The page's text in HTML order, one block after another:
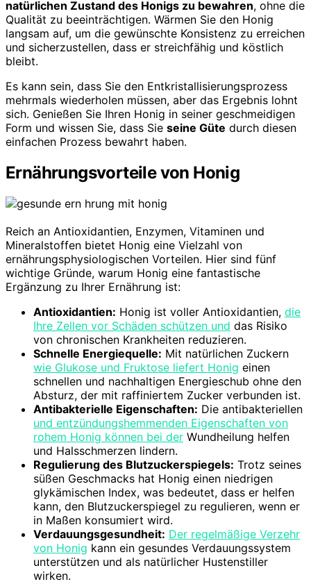
natürlichen Zustand des Honigs zu bewahren, ohne die
Qualität zu beeinträchtigen. Wärmen Sie den Honig
langsam auf, um die gewünschte Konsistenz zu erreichen
und sicherzustellen, dass er streichfähig und köstlich
bleibt.
Es kann sein, dass Sie den Entkristallisierungsprozess
mehrmals wiederholen müssen, aber das Ergebnis lohnt
sich. Genießen Sie Ihren Honig in seiner geschmeidigen
Form und wissen Sie, dass Sie seine Güte durch diesen
einfachen Prozess bewahrt haben.
Ernährungsvorteile von Honig
Reich an Antioxidantien, Enzymen, Vitaminen und
Mineralstoffen bietet Honig eine Vielzahl von
ernährungsphysiologischen Vorteilen. Hier sind fünf
wichtige Gründe, warum Honig eine fantastische
Ergänzung zu Ihrer Ernährung ist:
Antioxidantien: Honig ist voller Antioxidantien, die
Ihre Zellen vor Schäden schützen und das Risiko
von chronischen Krankheiten reduzieren.
Schnelle Energiequelle: Mit natürlichen Zuckern
wie Glukose und Fruktose liefert Honig einen
schnellen und nachhaltigen Energieschub ohne den
Absturz, der mit raffiniertem Zucker verbunden ist.
Antibakterielle Eigenschaften: Die antibakteriellen
und entzündungshemmenden Eigenschaften von
rohem Honig können bei der Wundheilung helfen
und Halsschmerzen lindern.
Regulierung des Blutzuckerspiegels: Trotz seines
süßen Geschmacks hat Honig einen niedrigen
glykämischen Index, was bedeutet, dass er helfen
kann, den Blutzuckerspiegel zu regulieren, wenn er
in Maßen konsumiert wird.
Verdauungsgesundheit: Der regelmäßige Verzehr
von Honig kann ein gesundes Verdauungssystem
unterstützen und als natürlicher Hustenstiller
wirken.